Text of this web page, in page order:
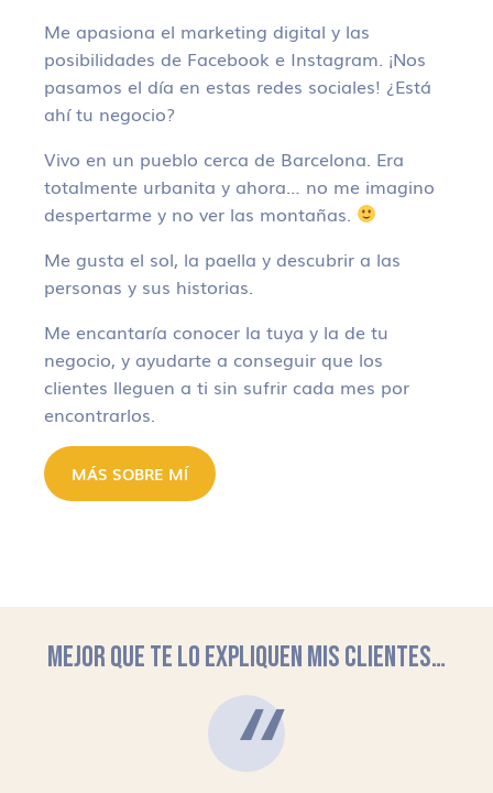
Me apasiona el marketing digital y las
posibilidades de Facebook e Instagram. ¡Nos
pasamos el día en estas redes sociales! ¿Está
ahí tu negocio?
Vivo en un pueblo cerca de Barcelona. Era
totalmente urbanita y ahora… no me imagino
despertarme y no ver las montañas.
Me gusta el sol, la paella y descubrir a las
personas y sus historias.
Me encantaría conocer la tuya y la de tu
negocio, y ayudarte a conseguir que los
clientes lleguen a ti sin sufrir cada mes por
encontrarlos.
MÁS SOBRE MÍ
MEJOR QUE TE LO EXPLIQUEN MIS CLIENTES…